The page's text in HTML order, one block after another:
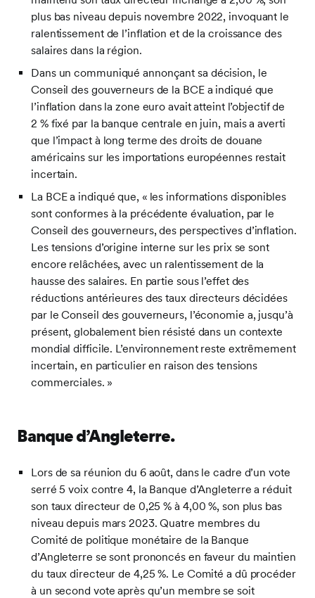
plus bas niveau depuis novembre 2022, invoquant le
ralentissement de l’inflation et de la croissance des
salaires dans la région.
Dans un communiqué annonçant sa décision, le
Conseil des gouverneurs de la BCE a indiqué que
l’inflation dans la zone euro avait atteint l’objectif de
2 % fixé par la banque centrale en juin, mais a averti
que l’impact à long terme des droits de douane
américains sur les importations européennes restait
incertain.
La BCE a indiqué que, « les informations disponibles
sont conformes à la précédente évaluation, par le
Conseil des gouverneurs, des perspectives d’inflation.
Les tensions d’origine interne sur les prix se sont
encore relâchées, avec un ralentissement de la
hausse des salaires. En partie sous l’effet des
réductions antérieures des taux directeurs décidées
par le Conseil des gouverneurs, l’économie a, jusqu’à
présent, globalement bien résisté dans un contexte
mondial difficile. L’environnement reste extrêmement
incertain, en particulier en raison des tensions
commerciales. »
Banque d’Angleterre.
Lors de sa réunion du 6 août, dans le cadre d’un vote
serré 5 voix contre 4, la Banque d’Angleterre a réduit
son taux directeur de 0,25 % à 4,00 %, son plus bas
niveau depuis mars 2023. Quatre membres du
Comité de politique monétaire de la Banque
d’Angleterre se sont prononcés en faveur du maintien
du taux directeur de 4,25 %. Le Comité a dû procéder
à un second vote après qu’un membre se soit